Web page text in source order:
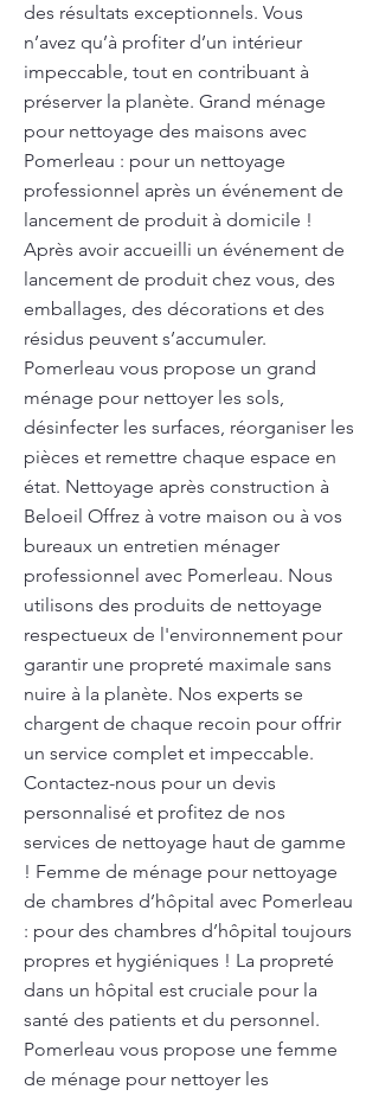
des résultats exceptionnels. Vous
n’avez qu’à profiter d’un intérieur
impeccable, tout en contribuant à
préserver la planète. Grand ménage
pour nettoyage des maisons avec
Pomerleau : pour un nettoyage
professionnel après un événement de
lancement de produit à domicile !
Après avoir accueilli un événement de
lancement de produit chez vous, des
emballages, des décorations et des
résidus peuvent s’accumuler.
Pomerleau vous propose un grand
ménage pour nettoyer les sols,
désinfecter les surfaces, réorganiser les
pièces et remettre chaque espace en
état. Nettoyage après construction à
Beloeil Offrez à votre maison ou à vos
bureaux un entretien ménager
professionnel avec Pomerleau. Nous
utilisons des produits de nettoyage
respectueux de l'environnement pour
garantir une propreté maximale sans
nuire à la planète. Nos experts se
chargent de chaque recoin pour offrir
un service complet et impeccable.
Contactez-nous pour un devis
personnalisé et profitez de nos
services de nettoyage haut de gamme
! Femme de ménage pour nettoyage
de chambres d’hôpital avec Pomerleau
: pour des chambres d’hôpital toujours
propres et hygiéniques ! La propreté
dans un hôpital est cruciale pour la
santé des patients et du personnel.
Pomerleau vous propose une femme
de ménage pour nettoyer les